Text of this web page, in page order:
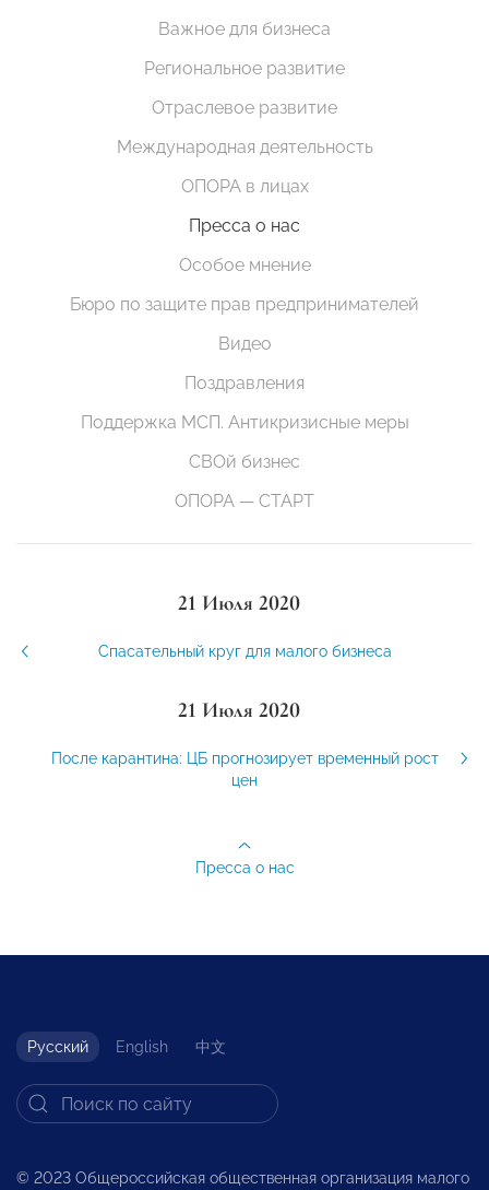
Важное для бизнеса
Региональное развитие
Отраслевое развитие
Международная деятельность
ОПОРА в лицах
Пресса о нас
Особое мнение
Бюро по защите прав предпринимателей
Видео
Поздравления
Поддержка МСП. Антикризисные меры
СВОй бизнес
ОПОРА — СТАРТ
21 Июля 2020
Спасательный круг для малого бизнеса
21 Июля 2020
После карантина: ЦБ прогнозирует временный рост
цен
Пресса о нас
Русский English 中文
© 2023 Общероссийская общественная организация малого